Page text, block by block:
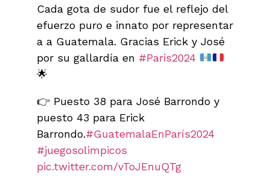
Cada gota de sudor fue el reflejo del
efuerzo puro e innato por representar
a a Guatemala. Gracias Erick y José
por su gallardía en #Paris2024
🌟
👉 Puesto 38 para José Barrondo y
puesto 43 para Erick
Barrondo.#GuatemalaEnParís2024
#juegosolimpicos
pic.twitter.com/vToJEnuQTg